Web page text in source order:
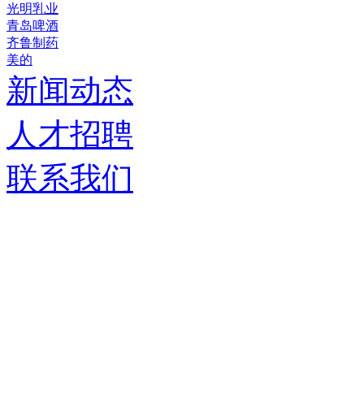
光明乳业
青岛啤酒
齐鲁制药
美的
新闻动态
人才招聘
联系我们